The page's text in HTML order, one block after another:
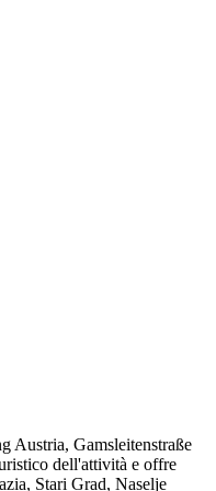
Austria, Gamsleitenstraße
dell'attività e offre
Stari Grad, Naselje